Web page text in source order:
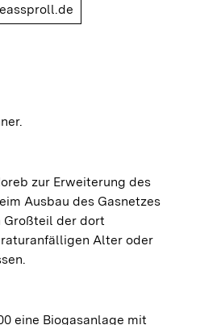
zur Erweiterung des
Ausbau des Gasnetzes
Großteil der dort
Alter oder
eine Biogasanlage mit